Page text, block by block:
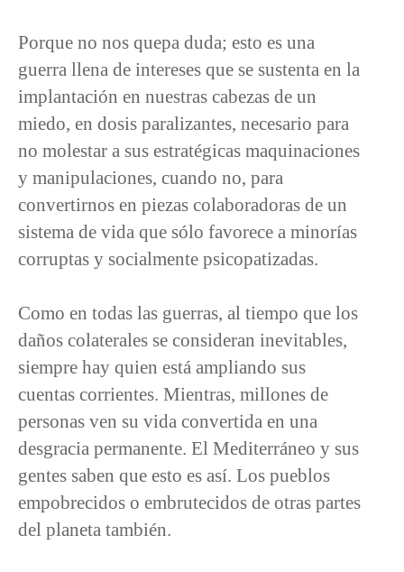
Porque no nos quepa duda; esto es una
guerra llena de intereses que se sustenta en la
implantación en nuestras cabezas de un
miedo, en dosis paralizantes, necesario para
no molestar a sus estratégicas maquinaciones
y manipulaciones, cuando no, para
convertirnos en piezas colaboradoras de un
sistema de vida que sólo favorece a minorías
corruptas y socialmente psicopatizadas.
Como en todas las guerras, al tiempo que los
daños colaterales se consideran inevitables,
siempre hay quien está ampliando sus
cuentas corrientes. Mientras, millones de
personas ven su vida convertida en una
desgracia permanente. El Mediterráneo y sus
gentes saben que esto es así. Los pueblos
empobrecidos o embrutecidos de otras partes
del planeta también.